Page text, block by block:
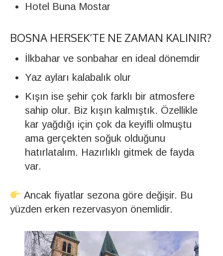
Hotel Buna Mostar
BOSNA HERSEK’TE NE ZAMAN KALINIR?
İlkbahar ve sonbahar en ideal dönemdir
Yaz ayları kalabalık olur
Kışın ise şehir çok farklı bir atmosfere
sahip olur. Biz kışın kalmıştık. Özellikle
kar yağdığı için çok da keyifli olmuştu
ama gerçekten soğuk olduğunu
hatırlatalım. Hazırlıklı gitmek de fayda
var.
Ancak fiyatlar sezona göre değişir. Bu
yüzden erken rezervasyon önemlidir.